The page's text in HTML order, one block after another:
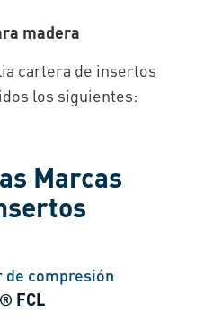
madera
cartera de insertos
los siguientes:
Marcas
compresión
FCL